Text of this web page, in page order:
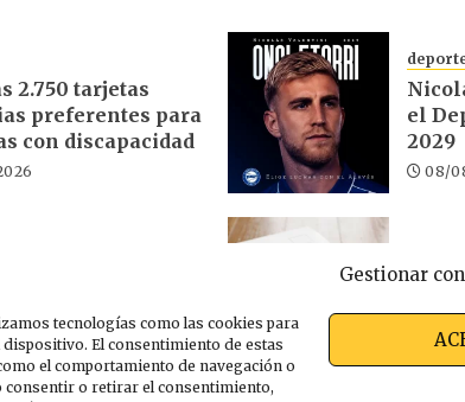
Gestionar
tecnologías como las cookies para
El consentimiento de estas
el comportamiento de navegación o
consentir o retirar el consentimiento,
2.750 tarjetas
preferentes para
con discapacidad
el
2029
08/
en Euskadi
El
sube
06/